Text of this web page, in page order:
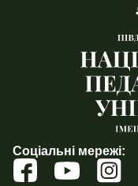
Соціальні мережі: